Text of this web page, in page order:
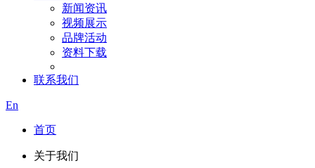
新闻资讯
视频展示
品牌活动
资料下载
联系我们
En
首页
关于我们